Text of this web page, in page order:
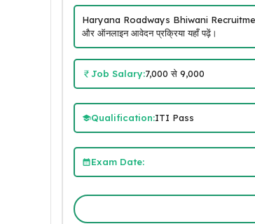
Haryana Roadways Bhiwani
और ऑनलाइन आवेदन प्रक्रिया यहाँ पढ़ें।
Job Salary:₹7,000 से ₹9,000
Qualification:ITI Pass
Exam Date: